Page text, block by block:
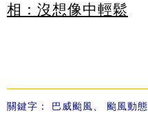
相：沒想像中輕鬆
關鍵字： 巴威颱風 颱風動態